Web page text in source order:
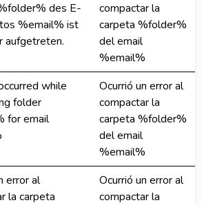
des E-
%email% ist
aufgetreten.
compactar la
carpeta %folder%
del email
%email%
while
folder
for email
Ocurrió un error al
compactar la
carpeta %folder%
del email
%email%
error al
la carpeta
Ocurrió un error al
compactar la